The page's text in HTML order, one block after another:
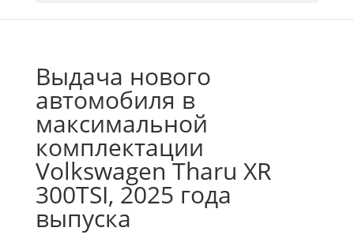
Выдача нового
автомобиля в
максимальной
комплектации
Volkswagen Tharu XR
300TSI, 2025 года
выпуска